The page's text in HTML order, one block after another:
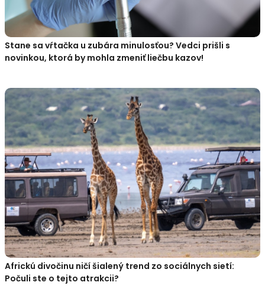
Stane sa vŕtačka u zubára minulosťou? Vedci prišli s
novinkou, ktorá by mohla zmeniť liečbu kazov!
Africkú divočinu ničí šialený trend zo sociálnych sietí:
Počuli ste o tejto atrakcii?